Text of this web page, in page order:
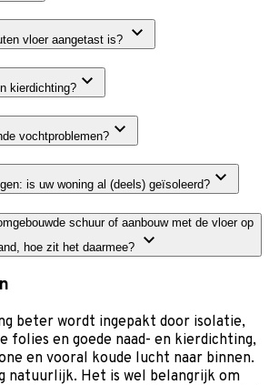
vloer aangetast is?
kierdichting?
vochtproblemen?
is uw woning al (deels) geïsoleerd?
schuur of aanbouw met de vloer op
hoe zit het daarmee?
beter wordt ingepakt door isolatie,
folies en goede naad- en kierdichting,
en vooral koude lucht naar binnen.
natuurlijk. Het is wel belangrijk om